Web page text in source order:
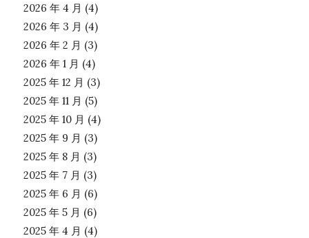
2026 年 4 月 (4)
2026 年 3 月 (4)
2026 年 2 月 (3)
2026 年 1 月 (4)
2025 年 12 月 (3)
2025 年 11 月 (5)
2025 年 10 月 (4)
2025 年 9 月 (3)
2025 年 8 月 (3)
2025 年 7 月 (3)
2025 年 6 月 (6)
2025 年 5 月 (6)
2025 年 4 月 (4)